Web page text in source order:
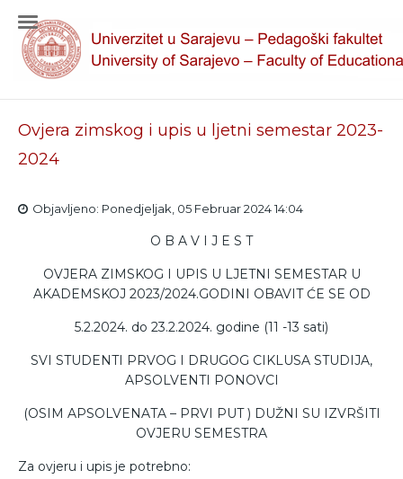
Ovjera zimskog i upis u ljetni semestar 2023-
2024
Objavljeno: Ponedjeljak, 05 Februar 2024 14:04
O B A V I J E S T
OVJERA ZIMSKOG I UPIS U LJETNI SEMESTAR U
AKADEMSKOJ 2023/2024.GODINI OBAVIT ĆE SE OD
5.2.2024. do 23.2.2024. godine (11 -13 sati)
SVI STUDENTI PRVOG I DRUGOG CIKLUSA STUDIJA,
APSOLVENTI PONOVCI
(OSIM APSOLVENATA – PRVI PUT ) DUŽNI SU IZVRŠITI
OVJERU SEMESTRA
Za ovjeru i upis je potrebno: